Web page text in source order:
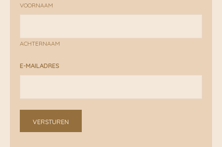
VOORNAAM
ACHTERNAAM
E-MAILADRES
VERSTUREN